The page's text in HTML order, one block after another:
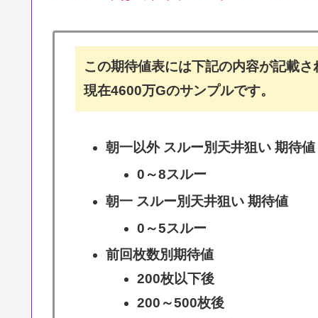
この期待値表には下記の内容が記載さ
現在4600万Gのサンプルです。
朝一以外 スルー別天井狙い 期待値
0～8スルー
朝一 スルー別天井狙い 期待値
0～5スルー
前回枚数別期待値
200枚以下後
200～500枚後